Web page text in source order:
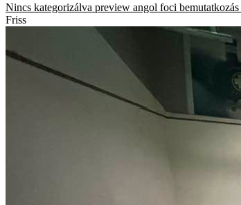
Nincs kategorizálva preview angol foci bemutatkozás
Friss